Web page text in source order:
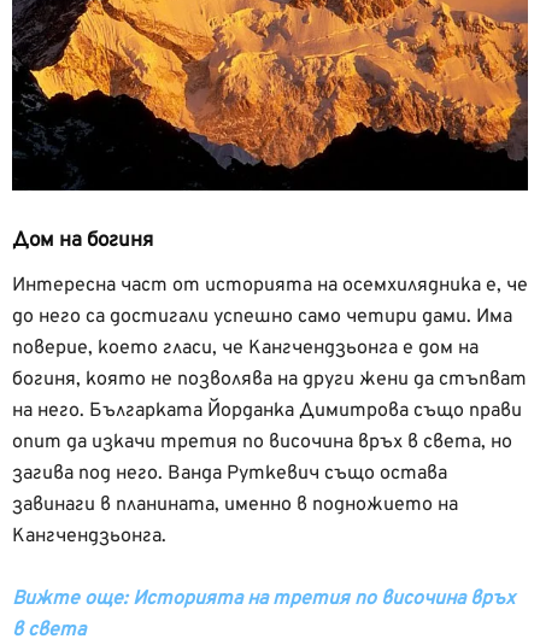
Дом на богиня
Интересна част от историята на осемхилядника е, че
до него са достигали успешно само четири дами. Има
поверие, което гласи, че Кангчендзьонга е дом на
богиня, която не позволява на други жени да стъпват
на него. Българката Йорданка Димитрова също прави
опит да изкачи третия по височина връх в света, но
загива под него. Ванда Руткевич също остава
завинаги в планината, именно в подножието на
Кангчендзьонга.
Вижте още: Историята на третия по височина връх
в света